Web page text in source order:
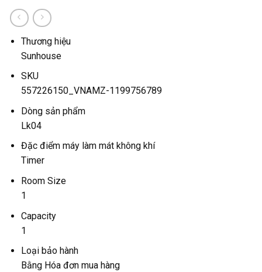
Thương hiệu
Sunhouse
SKU
557226150_VNAMZ-1199756789
Dòng sản phẩm
Lk04
Đặc điểm máy làm mát không khí
Timer
Room Size
1
Capacity
1
Loại bảo hành
Bằng Hóa đơn mua hàng